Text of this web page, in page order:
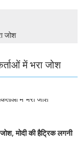
जोश
में भरा जोश
मोदी की हैट्रिक लगनी